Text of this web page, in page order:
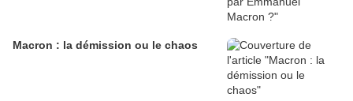
Macron : la démission ou le chaos